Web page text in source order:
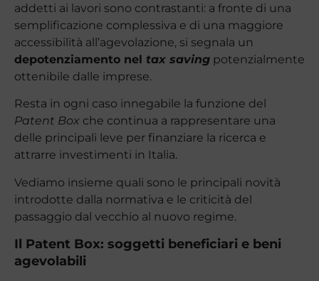
addetti ai lavori sono contrastanti: a fronte di una
semplificazione complessiva e di una maggiore
accessibilità all’agevolazione, si segnala un
depotenziamento nel tax saving potenzialmente
ottenibile dalle imprese.
Resta in ogni caso innegabile la funzione del
Patent Box che continua a rappresentare una
delle principali leve per finanziare la ricerca e
attrarre investimenti in Italia.
Vediamo insieme quali sono le principali novità
introdotte dalla normativa e le criticità del
passaggio dal vecchio al nuovo regime.
Il Patent Box: soggetti beneficiari e beni
agevolabili